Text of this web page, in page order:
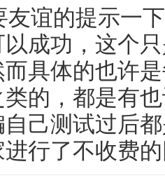
友谊的提示一
成功，这个
具体的也许
的，都是有
己测试过后
行了不收费